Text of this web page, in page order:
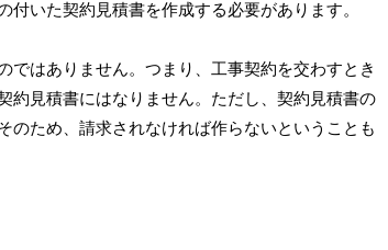
付いた契約見積書を作成する必要があります。
はありません。つまり、工事契約を交わすとき
約見積書にはなりません。ただし、契約見積書の
のため、請求されなければ作らないということも